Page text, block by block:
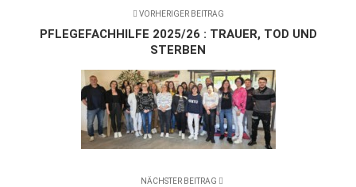
VORHERIGER BEITRAG
PFLEGEFACHHILFE 2025/26 : TRAUER, TOD UND
STERBEN
NÄCHSTER BEITRAG